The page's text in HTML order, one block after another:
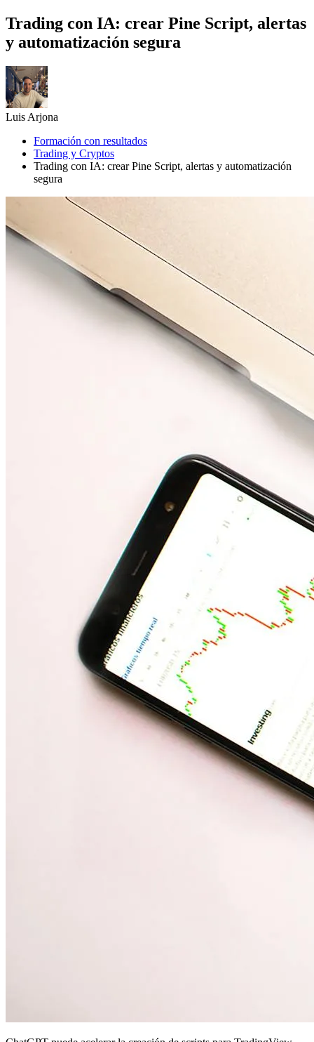
Trading con IA: crear Pine Script, alertas
y automatización segura
Luis Arjona
Formación con resultados
Trading y Cryptos
Trading con IA: crear Pine Script, alertas y automatización
segura